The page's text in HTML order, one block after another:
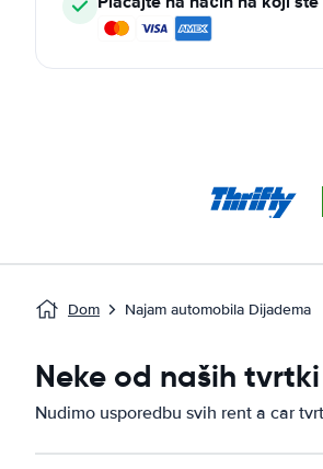
Dom Najam automobila Dijadema
Neke od naših
Nudimo usporedbu svih rent a car